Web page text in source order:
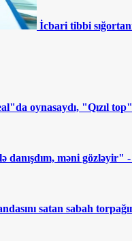
İcbari tibbi
oynasaydı, "Qızıl
danışdım, məni
satan sabah